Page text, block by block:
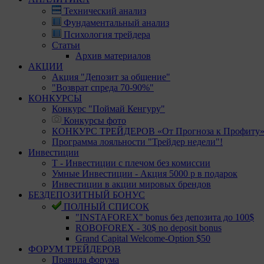
Технический анализ
Фундаментальный анализ
Психология трейдера
Статьи
Архив материалов
АКЦИИ
Акция "Депозит за общение"
"Возврат спреда 70-90%"
КОНКУРСЫ
Конкурс "Поймай Кенгуру"
Конкурсы фото
КОНКУРС ТРЕЙДЕРОВ «От Прогноза к Профиту»
Программа лояльности "Трейдер недели"!
Инвестиции
Т - Инвестиции с плечом без комиссии
Умные Инвестиции - Акция 5000 р в подарок
Инвестиции в акции мировых брендов
БЕЗДЕПОЗИТНЫЙ БОНУС
ПОЛНЫЙ СПИСОК
"INSTAFOREX" bonus без депозита до 100$
ROBOFOREX - 30$ no deposit bonus
Grand Capital Welcome-Option $50
ФОРУМ ТРЕЙДЕРОВ
Правила форума